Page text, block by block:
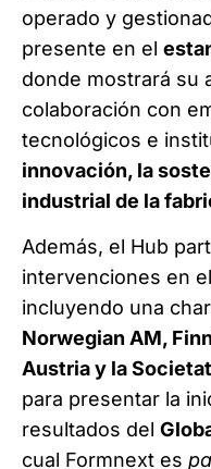
operado y
presente en el
donde mostrará su
colaboración con
tecnológicos e
innovación, la
industrial de la
Además, el Hub
intervenciones en
incluyendo una
Norwegian AM,
Austria y la
para presentar la
resultados del
cual Formnext es